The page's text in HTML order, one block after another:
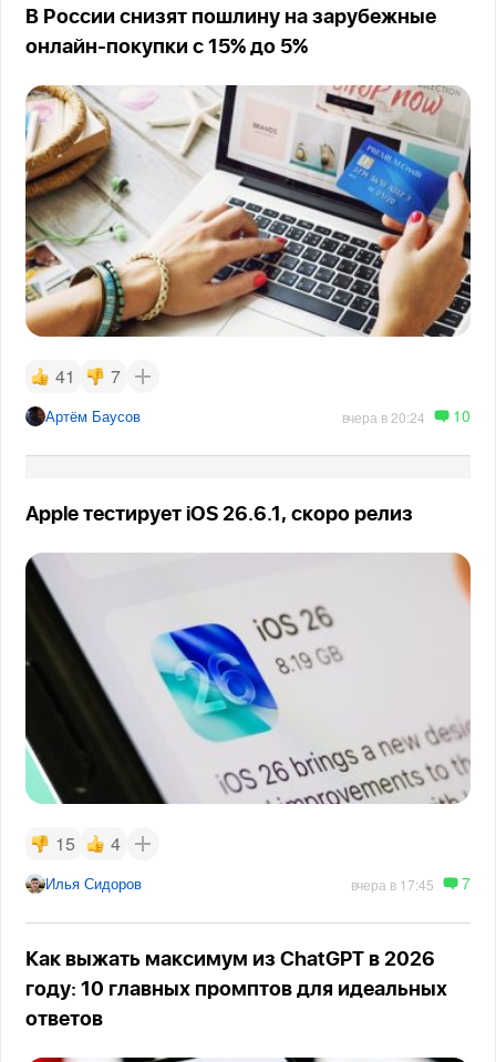
В России снизят пошлину на зарубежные
онлайн-покупки с 15% до 5%
41 7
Артём Баусов вчера в 20:24 10
Apple тестирует iOS 26.6.1, скоро релиз
15 4
Илья Сидоров вчера в 17:45 7
Как выжать максимум из ChatGPT в 2026
году: 10 главных промптов для идеальных
ответов